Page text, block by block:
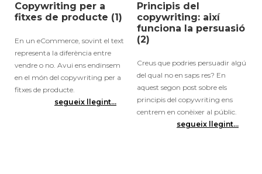
Copywriting per a
fitxes de producte (1)
En un eCommerce, sovint el text
representa la diferència entre
vendre o no. Avui ens endinsem
en el món del copywriting per a
fitxes de producte.
segueix llegint...
Principis del
copywriting: així
funciona la persuasió
(2)
Creus que podries persuadir algú
del qual no en saps res? En
aquest segon post sobre els
principis del copywriting ens
centrem en conèixer al públic.
segueix llegint...